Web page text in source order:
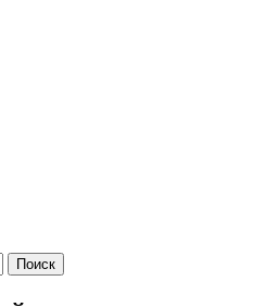
Поиск